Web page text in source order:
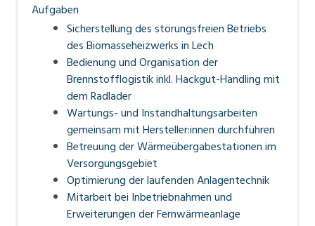
Aufgaben
Sicherstellung des störungsfreien Betriebs
des Biomasseheizwerks in Lech
Bedienung und Organisation der
Brennstofflogistik inkl. Hackgut-Handling mit
dem Radlader
Wartungs- und Instandhaltungsarbeiten
gemeinsam mit Hersteller:innen durchführen
Betreuung der Wärmeübergabestationen im
Versorgungsgebiet
Optimierung der laufenden Anlagentechnik
Mitarbeit bei Inbetriebnahmen und
Erweiterungen der Fernwärmeanlage